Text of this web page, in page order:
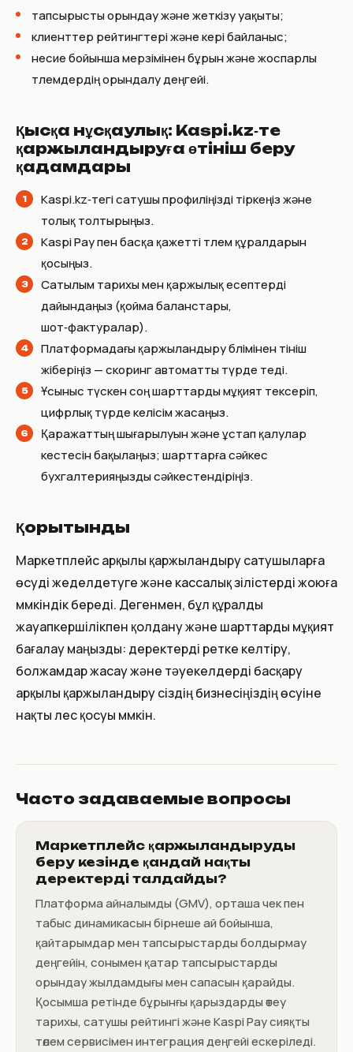
тапсырысты орындау және жеткізу уақыты;
клиенттер рейтингтері және кері байланыс;
несие бойынша мерзімінен бұрын және жоспарлы
төлемдердің орындалу деңгейі.
Қысқа нұсқаулық: Kaspi.kz‑те
қаржыландыруға өтініш беру
қадамдары
Kaspi.kz‑тегі сатушы профиліңізді тіркеңіз және
толық толтырыңыз.
Kaspi Pay пен басқа қажетті төлем құралдарын
қосыңыз.
Сатылым тарихы мен қаржылық есептерді
дайындаңыз (қойма баланстары,
шот‑фактуралар).
Платформадағы қаржыландыру бөлімінен өтініш
жіберіңіз — скоринг автоматты түрде өтеді.
Ұсыныс түскен соң шарттарды мұқият тексеріп,
цифрлық түрде келісім жасаңыз.
Қаражаттың шығарылуын және ұстап қалулар
кестесін бақылаңыз; шарттарға сәйкес
бухгалтерияңызды сәйкестендіріңіз.
Қорытынды
Маркетплейс арқылы қаржыландыру сатушыларға
өсуді жеделдетуге және кассалық үзілістерді жоюға
мүмкіндік береді. Дегенмен, бұл құралды
жауапкершілікпен қолдану және шарттарды мұқият
бағалау маңызды: деректерді ретке келтіру,
болжамдар жасау және тәуекелдерді басқару
арқылы қаржыландыру сіздің бизнесіңіздің өсуіне
нақты үлес қосуы мүмкін.
Часто задаваемые вопросы
Маркетплейс қаржыландыруды
беру кезінде қандай нақты
деректерді талдайды?
Платформа айналымды (GMV), орташа чек пен
табыс динамикасын бірнеше ай бойынша,
қайтарымдар мен тапсырыстарды болдырмау
деңгейін, сонымен қатар тапсырыстарды
орындау жылдамдығы мен сапасын қарайды.
Қосымша ретінде бұрынғы қарыздарды өтеу
тарихы, сатушы рейтингі және Kaspi Pay сияқты
төлем сервисімен интеграция деңгейі ескеріледі.